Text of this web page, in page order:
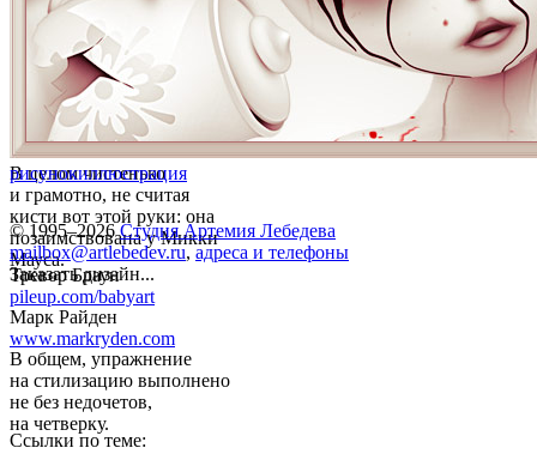
В целом чистенько
и грамотно, не считая
кисти вот этой руки: она
позаимствована у Микки
Мауса.
Тревор Браун
pileup.com/babyart
Марк Райден
www.markryden.com
В общем, упражнение
на стилизацию выполнено
не без недочетов,
на четверку.
Ссылки по теме:
рисунокиллюстрация
© 1995–2026 Студия Артемия Лебедева
mailbox@artlebedev.ru, адреса и телефоны
Заказать дизайн...